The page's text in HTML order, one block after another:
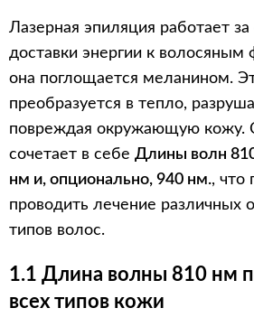
Лазерная эпиляция работает за
доставки энергии к волосяным
она поглощается меланином.
преобразуется в тепло,
повреждая окружающую кожу.
сочетает в себе Длины волн
нм и, опционально, 940 нм., что
проводить лечение различных
типов волос.
1.1 Длина волны 810 нм
всех типов кожи